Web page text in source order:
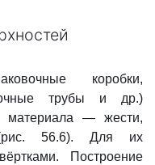
коробки,
трубы и др.)
материала — жести,
56.6). Для их
Построение